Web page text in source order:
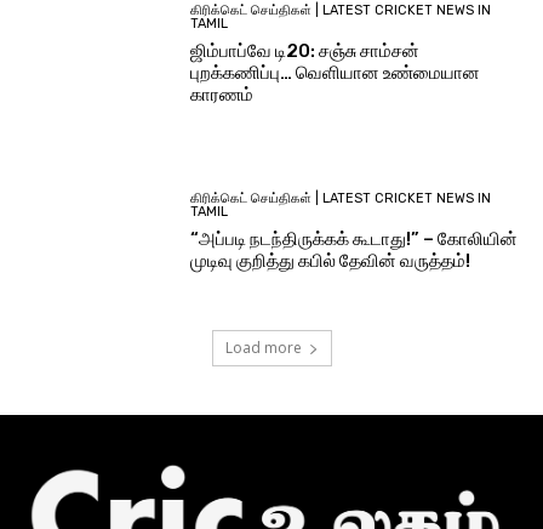
கிரிக்கெட் செய்திகள் | LATEST CRICKET NEWS IN
TAMIL
ஜிம்பாப்வே டி20: சஞ்சு சாம்சன்
புறக்கணிப்பு… வெளியான உண்மையான
காரணம்
கிரிக்கெட் செய்திகள் | LATEST CRICKET NEWS IN
TAMIL
“அப்படி நடந்திருக்கக் கூடாது!” – கோலியின்
முடிவு குறித்து கபில் தேவின் வருத்தம்!
Load more